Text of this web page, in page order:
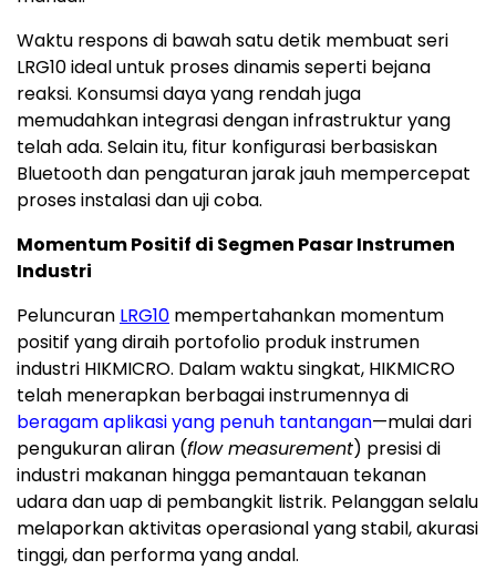
Waktu respons di bawah satu detik membuat seri
LRG10 ideal untuk proses dinamis seperti bejana
reaksi. Konsumsi daya yang rendah juga
memudahkan integrasi dengan infrastruktur yang
telah ada. Selain itu, fitur konfigurasi berbasiskan
Bluetooth dan pengaturan jarak jauh mempercepat
proses instalasi dan uji coba.
Momentum Positif di Segmen Pasar Instrumen
Industri
Peluncuran LRG10 mempertahankan momentum
positif yang diraih portofolio produk instrumen
industri HIKMICRO. Dalam waktu singkat, HIKMICRO
telah menerapkan berbagai instrumennya di
beragam aplikasi yang penuh tantangan—mulai dari
pengukuran aliran (flow measurement) presisi di
industri makanan hingga pemantauan tekanan
udara dan uap di pembangkit listrik. Pelanggan selalu
melaporkan aktivitas operasional yang stabil, akurasi
tinggi, dan performa yang andal.